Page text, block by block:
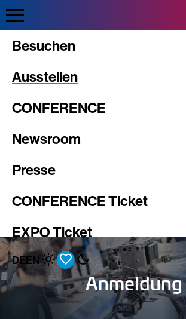
Besuchen
Ausstellen
CONFERENCE
Newsroom
Presse
CONFERENCE Ticket
EXPO Ticket
DEEN
Anmeldung